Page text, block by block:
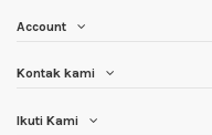
Account
Kontak kami
Ikuti Kami